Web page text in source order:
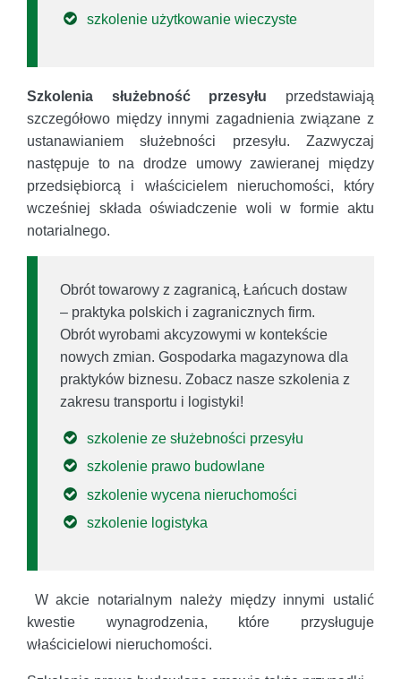
szkolenie użytkowanie wieczyste
Szkolenia służebność przesyłu przedstawiają
szczegółowo między innymi zagadnienia związane z
ustanawianiem służebności przesyłu. Zazwyczaj
następuje to na drodze umowy zawieranej między
przedsiębiorcą i właścicielem nieruchomości, który
wcześniej składa oświadczenie woli w formie aktu
notarialnego.
Obrót towarowy z zagranicą, Łańcuch dostaw
– praktyka polskich i zagranicznych firm.
Obrót wyrobami akcyzowymi w kontekście
nowych zmian. Gospodarka magazynowa dla
praktyków biznesu. Zobacz nasze szkolenia z
zakresu transportu i logistyki!
szkolenie ze służebności przesyłu
szkolenie prawo budowlane
szkolenie wycena nieruchomości
szkolenie logistyka
W akcie notarialnym należy między innymi ustalić
kwestie wynagrodzenia, które przysługuje
właścicielowi nieruchomości.